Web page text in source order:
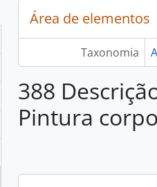
Área de elementos
Taxonomia
388
Pintura